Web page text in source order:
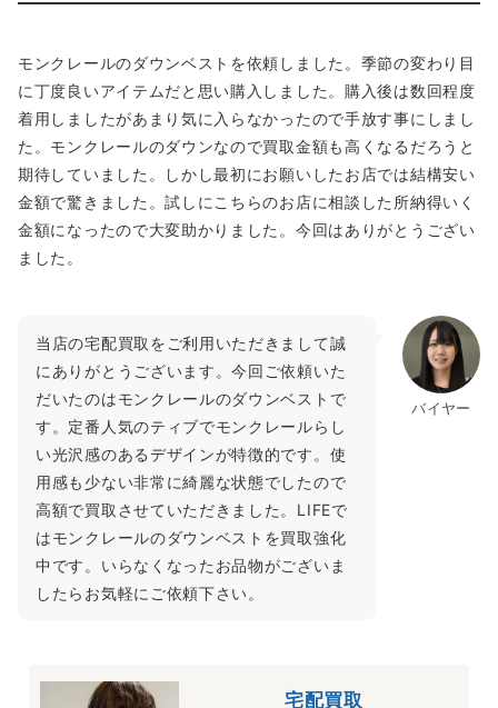
モンクレールのダウンベストを依頼しました。季節の変わり目
に丁度良いアイテムだと思い購入しました。購入後は数回程度
着用しましたがあまり気に入らなかったので手放す事にしまし
た。モンクレールのダウンなので買取金額も高くなるだろうと
期待していました。しかし最初にお願いしたお店では結構安い
金額で驚きました。試しにこちらのお店に相談した所納得いく
金額になったので大変助かりました。今回はありがとうござい
ました。
バイヤー
当店の宅配買取をご利用いただきまして誠
にありがとうございます。今回ご依頼いた
だいたのはモンクレールのダウンベストで
す。定番人気のティブでモンクレールらし
い光沢感のあるデザインが特徴的です。使
用感も少ない非常に綺麗な状態でしたので
高額で買取させていただきました。LIFEで
はモンクレールのダウンベストを買取強化
中です。いらなくなったお品物がございま
したらお気軽にご依頼下さい。
宅配買取